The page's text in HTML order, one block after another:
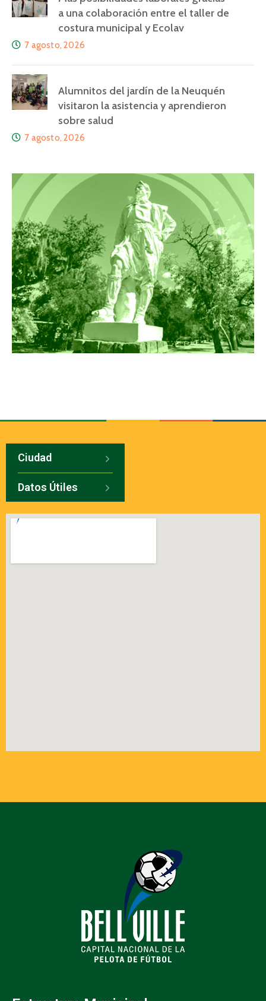
a una colaboración entre el taller de
costura municipal y Ecolav
7 agosto, 2026
Alumnitos del jardín de la Neuquén
visitaron la asistencia y aprendieron
sobre salud
7 agosto, 2026
Ciudad
Datos Útiles